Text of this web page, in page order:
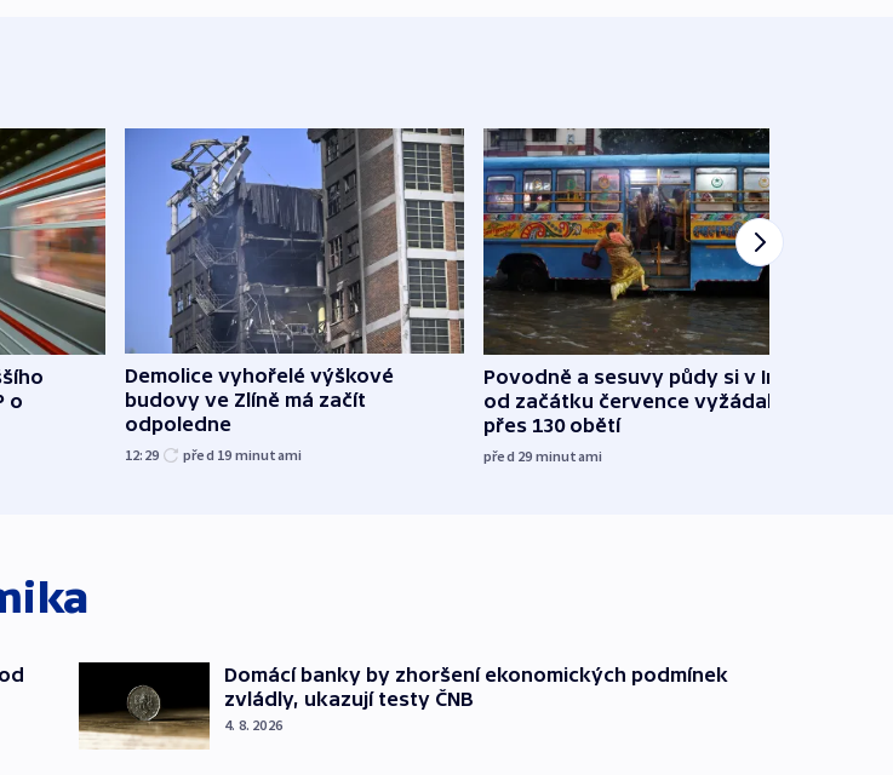
o
Demolice vyhořelé výškové
budovy ve Zlíně má začít
odpoledne
12:29 před 19 minutami
Povodně a sesuvy půdy si v Indii
od začátku července vyžádaly
přes 130 obětí
před 29 minutami
Domácí banky by zhoršení ekonomických podmínek
zvládly, ukazují testy ČNB
4. 8. 2026